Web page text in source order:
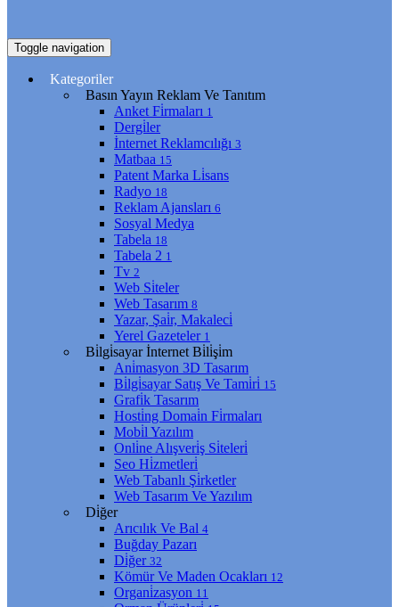
Toggle navigation
Kategoriler
Basın Yayın Reklam Ve Tanıtım
Anket Fi̇rmaları 1
Dergi̇ler
İnternet Reklamcılığı 3
Matbaa 15
Patent Marka Li̇sans
Radyo 18
Reklam Ajansları 6
Sosyal Medya
Tabela 18
Tabela 2 1
Tv 2
Web Si̇teler
Web Tasarım 8
Yazar, Şai̇r, Makaleci̇
Yerel Gazeteler 1
Bi̇lgi̇sayar İnternet Bi̇li̇şi̇m
Ani̇masyon 3D Tasarım
Bi̇lgi̇sayar Satış Ve Tami̇ri̇ 15
Grafi̇k Tasarım
Hosti̇ng Domai̇n Fi̇rmaları
Mobi̇l Yazılım
Onli̇ne Alışveri̇ş Si̇teleri̇
Seo Hi̇zmetleri̇
Web Tabanlı Şi̇rketler
Web Tasarım Ve Yazılım
Di̇ğer
Arıcılık Ve Bal 4
Buğday Pazarı
Di̇ğer 32
Kömür Ve Maden Ocakları 12
Organi̇zasyon 11